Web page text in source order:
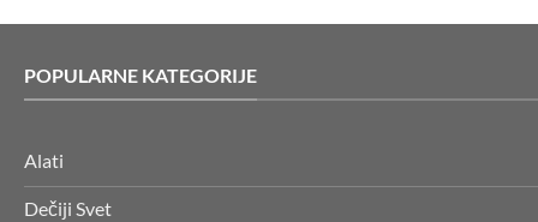
POPULARNE KATEGORIJE
Alati
Dečiji Svet